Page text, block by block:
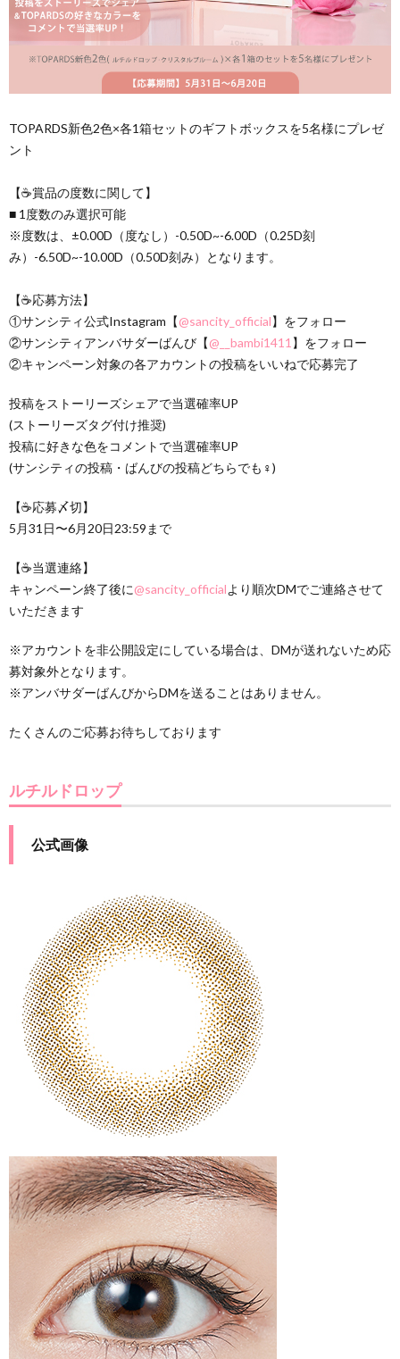
TOPARDS新色2色×各1箱セットのギフトボックスを5名様にプレゼ
ント
【☕️賞品の度数に関して】
■ 1度数のみ選択可能
※度数は、±0.00D（度なし）-0.50D~-6.00D（0.25D刻
み）-6.50D~-10.00D（0.50D刻み）となります。
【☕️応募方法】
①サンシティ公式Instagram【@sancity_official】をフォロー
②サンシティアンバサダーばんび【@__bambi1411 】をフォロー
②キャンペーン対象の各アカウントの投稿をいいねで応募完了
投稿をストーリーズシェアで当選確率UP
(ストーリーズタグ付け推奨)
投稿に好きな色をコメントで当選確率UP
(サンシティの投稿・ばんびの投稿どちらでも‍♀️)
【☕️応募〆切】
5月31日〜6月20日23:59まで
【☕️当選連絡】
キャンペーン終了後に@sancity_officialより順次DMでご連絡させて
いただきます
※アカウントを非公開設定にしている場合は、DMが送れないため応
募対象外となります。
※アンバサダーばんびからDMを送ることはありません。
たくさんのご応募お待ちしております
ルチルドロップ
公式画像